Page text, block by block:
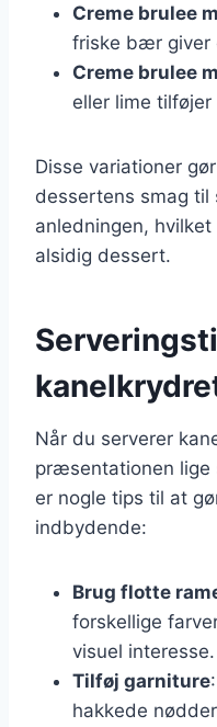
Creme brulee
friske bær giver
Creme brulee
eller lime
Disse variationer
dessertens smag
anledningen,
alsidig dessert.
Når du serverer
præsentationen lige
er nogle tips til at
indbydende:
Brug flotte
forskellige
visuel interesse.
Tilføj garniture
hakkede